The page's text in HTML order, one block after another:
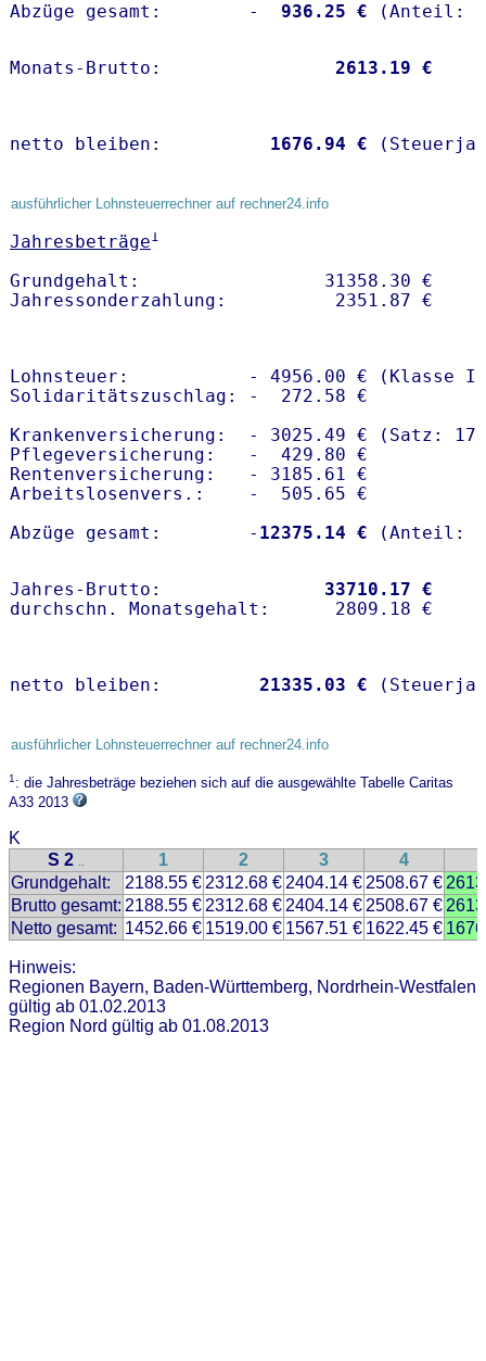
Abzüge gesamt:        -
  936.25 €
Monats-Brutto: 2613.19 €
netto bleiben: 1676.94 €
ausführlicher Lohnsteuerrechner auf rechner24.info
Jahresbeträge1
Grundgehalt:                 31358.30 €
Lohnsteuer:           - 4956.00 € (Klasse I)
Solidaritätszuschlag: -  272.58 €
Krankenversicherung:  - 3025.49 € (Satz:
Pflegeversicherung:   -  429.80 €
Rentenversicherung:   - 3185.61 €
Arbeitslosenvers.:    -  505.65 €
Abzüge gesamt:        - 12375.14 €
Jahres-Brutto: 33710.17 €
netto bleiben: 21335.03 €
ausführlicher Lohnsteuerrechner auf rechner24.info
1: die Jahresbeträge beziehen sich auf die ausgewählte Tabelle Caritas
A33 2013
K
S 2 .. 1 2 3 4
Grundgehalt:
2188.55 € 2312.68 € 2404.14 € 2508.67 €
Brutto gesamt: 2188.55 € 2312.68 € 2404.14 € 2508.67 €
Netto gesamt: 1452.66 € 1519.00 € 1567.51 € 1622.45 €
Hinweis:
Regionen Bayern, Baden-Württemberg, Nordrhein-Westfalen
gültig ab 01.02.2013
Region Nord gültig ab 01.08.2013